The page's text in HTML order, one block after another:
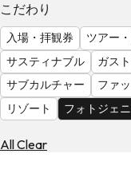
る
気
を
見
る
こだわり
入場・拝観券 ツアー
サスティナブル
ガス
サブカルチャー
ファ
リゾート
フォトジェ
All Clear